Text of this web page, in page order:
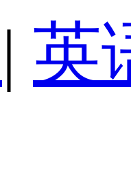
| 英